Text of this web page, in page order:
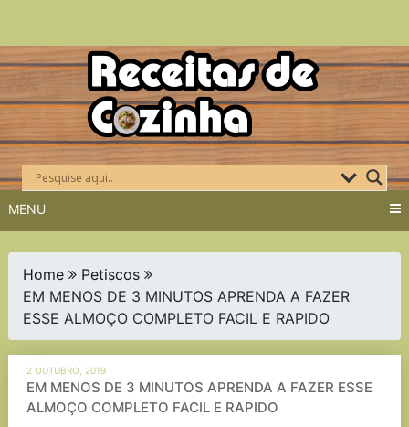
Skip
to
content
MENU
Home
Petiscos
EM MENOS DE 3 MINUTOS APRENDA A FAZER
ESSE ALMOÇO COMPLETO FACIL E RAPIDO
2 OUTUBRO, 2019
EM MENOS DE 3 MINUTOS APRENDA A FAZER ESSE
ALMOÇO COMPLETO FACIL E RAPIDO